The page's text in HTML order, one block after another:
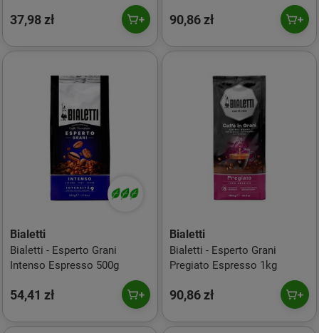
37,98 zł 90,86 zł
Bialetti
Bialetti - Esperto Grani
Intenso Espresso 500g
54,41 zł
Bialetti
Bialetti - Esperto Grani
Pregiato Espresso 1kg
90,86 zł